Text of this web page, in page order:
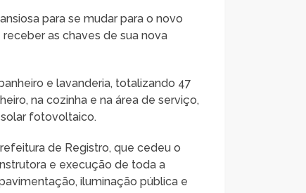
para se mudar para o novo
as chaves de sua nova
e lavanderia, totalizando 47
na cozinha e na área de serviço,
fotovoltaico.
de Registro, que cedeu o
e execução de toda a
iluminação pública e